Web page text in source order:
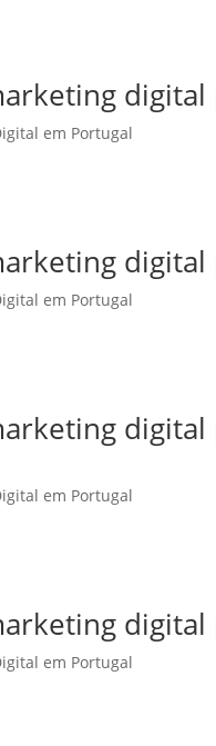
em Portugal
em Portugal
em Portugal
em Portugal